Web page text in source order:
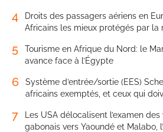
4
Droits des passagers aériens en
Africains les mieux protégés par la
5
Tourisme en Afrique du Nord: le
avance face à l’Égypte
6
Système d’entrée/sortie (EES)
africains exemptés, et ceux qui
7
Les USA délocalisent l’examen
gabonais vers Yaoundé et Malabo,